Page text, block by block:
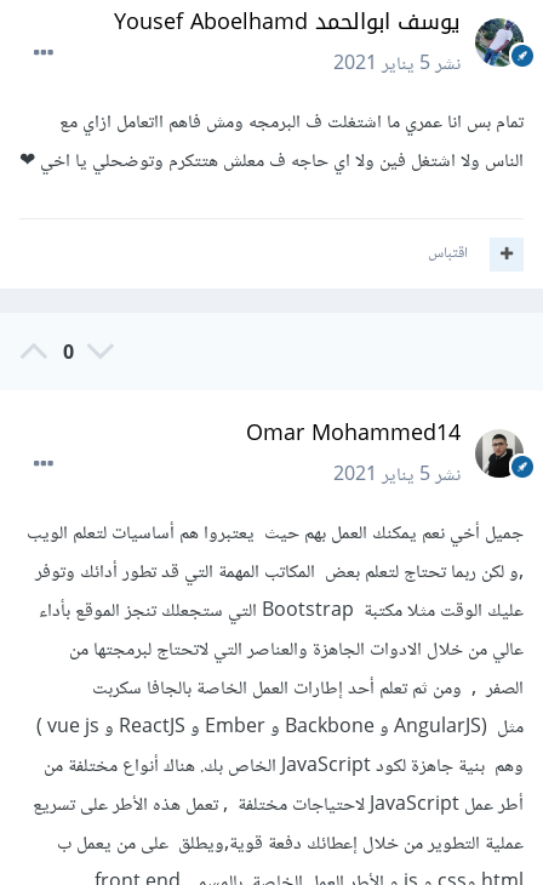
يوسف ابوالحمد Yousef Aboelhamd
نشر5 يناير 2021
تمام بس انا عمري ما اشتغلت ف البرمجه ومش فاهم ااتعامل ازاي مع
الناس ولا اشتغل فين ولا اي حاجه ف معلش هتتكرم وتوضحلي يا اخي ❤
اقتباس
0
Omar Mohammed14
نشر5 يناير 2021
جميل أخي نعم يمكنك العمل بهم حيث يعتبروا هم أساسيات لتعلم الويب
,و لكن ربما تحتاج لتعلم بعض المكاتب المهمة التي قد تطور أدائك وتوفر
عليك الوقت مثلا مكتبة Bootstrap التي ستجعلك تنجز الموقع بأداء
عالي من خلال الادوات الجاهزة والعناصر التي لاتحتاج لبرمجتها من
الصفر , ومن ثم تعلم أحد إطارات العمل الخاصة بالجافا سكربت
مثل (AngularJS و Backbone و Ember و ReactJS و vue js )
وهم بنية جاهزة لكود JavaScript الخاص بك. هناك أنواع مختلفة من
أطر عمل JavaScript لاحتياجات مختلفة , تعمل هذه الأطر على تسريع
عملية التطوير من خلال إعطائك دفعة قوية,ويطلق على من يعمل ب